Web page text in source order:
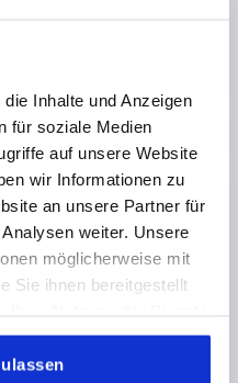
Inhalte und Anzeigen
für soziale Medien
auf unsere Website
wir Informationen zu
an unsere Partner für
weiter. Unsere
möglicherweise mit
Sie ihnen bereitgestellt